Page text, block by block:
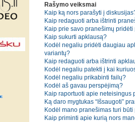
Rašymo veiksmai
Kaip ką nors parašyti į
Kaip redaguoti arba ištrinti
Kaip prie savo pranešimų pridėti
Kaip sukurti apklausą?
Kodėl negaliu pridėti daugiau
variantų?
Kaip redaguoti arba ištrinti
Kodėl negaliu patekti į kai
Kodėl negaliu prikabinti failų?
Kodėl aš gavau perspėjimą?
Kaip raportuoti apie neteisingus
Ką daro mygtukas “Išsaugoti”
Kodėl mano pranešimas turi būti
Kaip priminti apie kurią nors